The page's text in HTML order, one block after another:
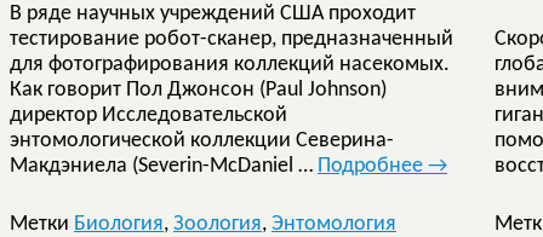
В ряде научных учреждений США проходит
тестирование робот-сканер, предназначенный
для фотографирования коллекций насекомых.
Как говорит Пол Джонсон (Paul Johnson)
директор Исследовательской
энтомологической коллекции Северина-
Макдэниела (Severin-McDaniel … Подробнее →
Метки Биология, Зоология, Энтомология